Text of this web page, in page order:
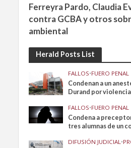
Ferreyra Pardo, Claudia
contra GCBA y otros
ambiental
Herald Posts List
FALLOS•FUERO PENAL
Condenan a un
Durand por
FALLOS•FUERO PENAL
Condena a
tres alumnas de un
DIFUSIÓN JUDICIAL•